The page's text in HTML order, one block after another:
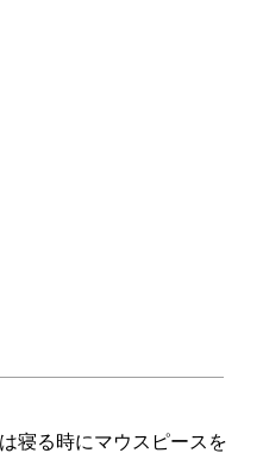
寝る時にマウスピースを